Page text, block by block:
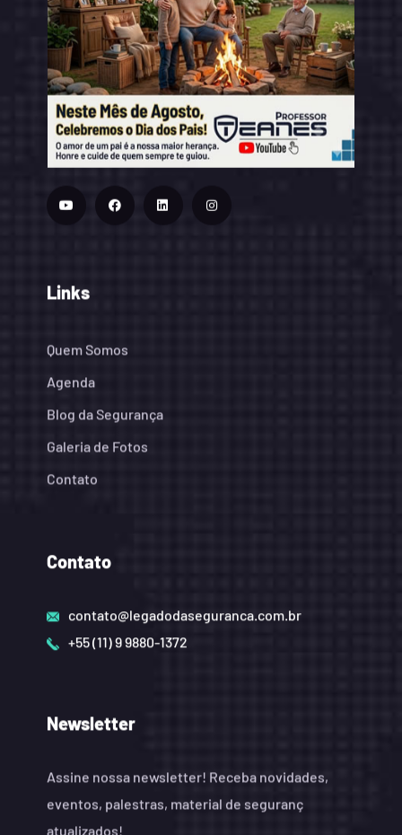
Links
Quem Somos
Agenda
Blog da Segurança
Galeria de Fotos
Contato
Contato
contato@legadodaseguranca.com.br
+55 (11) 9 9880-1372
Newsletter
Assine nossa newsletter! Receba novidades,
eventos, palestras, material de seguranç
atualizados!